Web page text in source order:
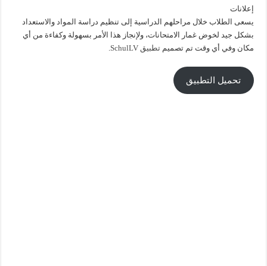
إعلانات
يسعى الطلاب خلال مراحلهم الدراسية إلى تنظيم دراسة المواد والاستعداد
بشكل جيد لخوض غمار الامتحانات، ولإنجاز هذا الأمر بسهولة وكفاءة من أي
مكان وفي أي وقت تم تصميمتطبيق SchulLV .
تحميل التطبيق